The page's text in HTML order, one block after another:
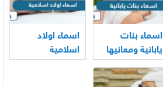
اسماء بنات
يابانية ومعانيها
اسماء اولاد
اسلامية